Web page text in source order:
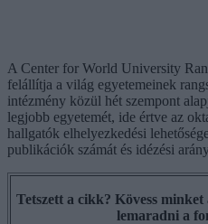
A Center for World University
felállítja a világ egyetemeinek
intézmény közül hét szempont
legjobb egyetemét, ide értve az
hallgatók elhelyezkedési
publikációk számát és idézési
Tetszett a cikk? Kövess minket
lemaradni a